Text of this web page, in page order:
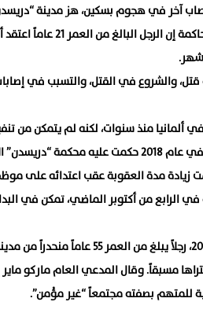
آخر في هجوم بسكين، هز مدينة
المدينة. وقال ممثل الادعاء
والشروع في القتل، والتسبب في
منذ سنوات، لكنه لم يتمكن من
زيادة مدة العقوبة عقب اعتدائه على
الجريمة الدموية في الرابع من أكتوبر الماضي،
حيث قتل المتهم في مساء يوم 4 أكتوبر/تشرين
اشتراها مسبقاً. وقال المدعي العام ماركو
للمتهم بصفته مجتمعاً “غير مؤْمن”.